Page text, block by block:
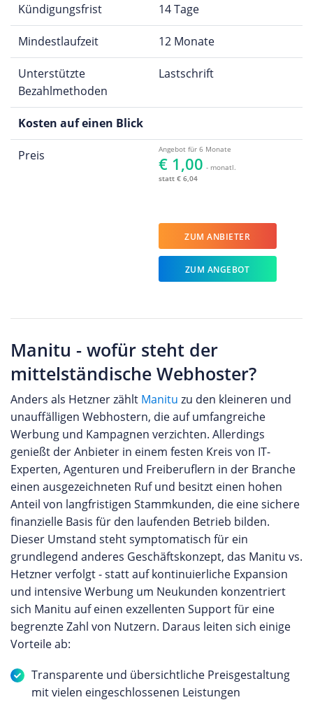
Kündigungsfrist 14 Tage
Mindestlaufzeit 12 Monate
Unterstützte
Bezahlmethoden
Lastschrift
Kosten auf einen Blick
Preis Angebot für 6 Monate
€ 1,00 - monatl.
statt € 6,04
ZUM ANBIETER
ZUM ANGEBOT
Manitu - wofür steht der
mittelständische Webhoster?
Anders als Hetzner zählt Manitu zu den kleineren und
unauffälligen Webhostern, die auf umfangreiche
Werbung und Kampagnen verzichten. Allerdings
genießt der Anbieter in einem festen Kreis von IT-
Experten, Agenturen und Freiberuflern in der Branche
einen ausgezeichneten Ruf und besitzt einen hohen
Anteil von langfristigen Stammkunden, die eine sichere
finanzielle Basis für den laufenden Betrieb bilden.
Dieser Umstand steht symptomatisch für ein
grundlegend anderes Geschäftskonzept, das Manitu vs.
Hetzner verfolgt - statt auf kontinuierliche Expansion
und intensive Werbung um Neukunden konzentriert
sich Manitu auf einen exzellenten Support für eine
begrenzte Zahl von Nutzern. Daraus leiten sich einige
Vorteile ab:
Transparente und übersichtliche Preisgestaltung
mit vielen eingeschlossenen Leistungen